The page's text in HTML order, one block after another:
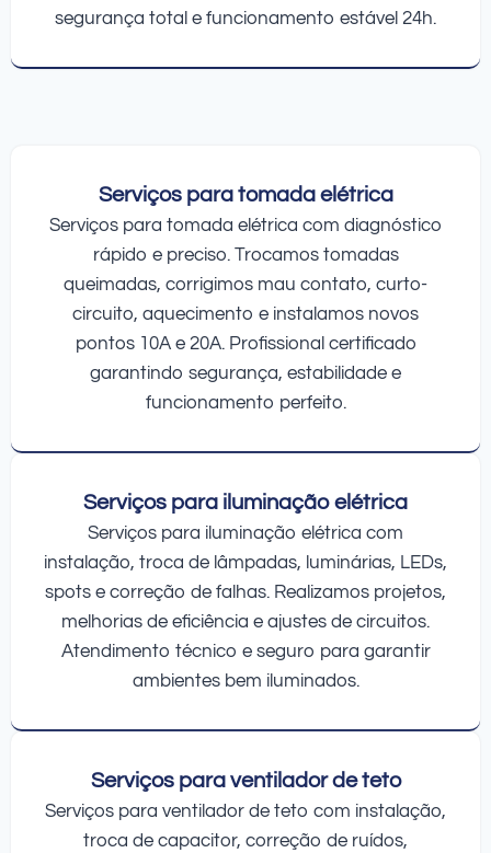
segurança total e funcionamento estável 24h.
Serviços para tomada elétrica
Serviços para tomada elétrica com diagnóstico
rápido e preciso. Trocamos tomadas
queimadas, corrigimos mau contato, curto-
circuito, aquecimento e instalamos novos
pontos 10A e 20A. Profissional certificado
garantindo segurança, estabilidade e
funcionamento perfeito.
Serviços para iluminação elétrica
Serviços para iluminação elétrica com
instalação, troca de lâmpadas, luminárias, LEDs,
spots e correção de falhas. Realizamos projetos,
melhorias de eficiência e ajustes de circuitos.
Atendimento técnico e seguro para garantir
ambientes bem iluminados.
Serviços para ventilador de teto
Serviços para ventilador de teto com instalação,
troca de capacitor, correção de ruídos,